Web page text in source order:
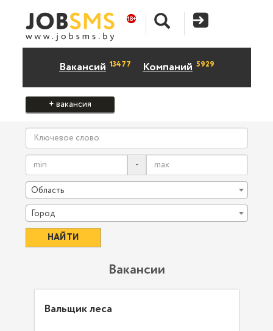
Вакансий 13477 Компаний 5929
+ вакансия
-
Область
Город
Вакансии
Вальщик леса